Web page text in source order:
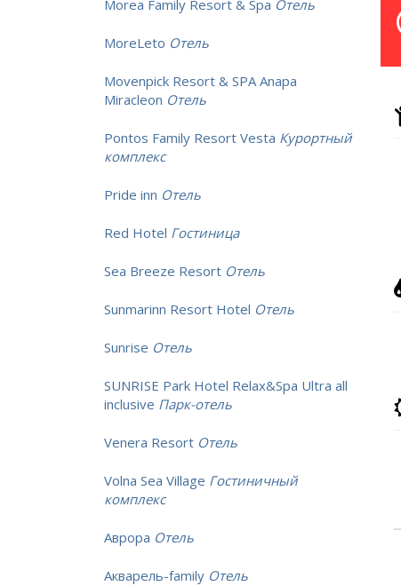
Morea Family Resort & Spa Отель
MoreLeto Отель
Movenpick Resort & SPA Anapa
Miracleon Отель
Pontos Family Resort Vesta Курортный
комплекс
Pride inn Отель
Red Hotel Гостиница
Sea Breeze Resort Отель
Sunmarinn Resort Hotel Отель
Sunrise Отель
SUNRISE Park Hotel Relax&Spa Ultra all
inclusive Парк-отель
Venera Resort Отель
Volna Sea Village Гостиничный
комплекс
Аврора Отель
Акварель-family Отель